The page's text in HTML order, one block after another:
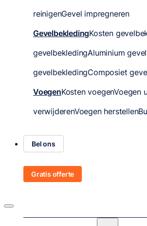
reinigenGevel impregneren
GevelbekledingKosten
gevelbekledingAluminium
gevelbekledingComposiet
VoegenKosten voegenVoegen
verwijderenVoegen herstellen
Bel ons
Gratis offerte